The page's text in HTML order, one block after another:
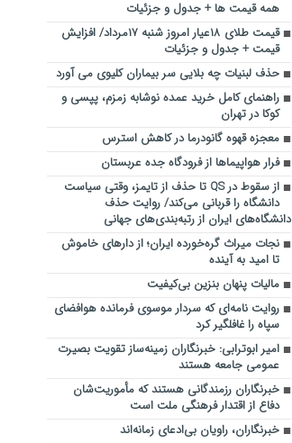
همه قیمت ها + جدول و جزئیات
قیمت طلای ۱۸عیار امروز شنبه ۱۷مرداد/ افزایش
قیمت + جدول و جزئیات
حذف لبنیات چه بلایی سر بیماران کلیوی می آورد
راهنمای کامل خرید عمده نوشابه زمزم، پپسی و
کوکا در تهران
معجزه قهوه گانودرما در کاهش استرس
فرار هواپیماها از فرودگاه جده عربستان
از سقوط در QS تا حذف از تایمز، وقتی سیاست
دانشگاه را قربانی می‌کند/ روایت حذف
دانشگاه‌های ایران از رتبه‌بندی‌های جهانی
نجات میراث گره‌خورده ایران؛ از دارهای خاموش
تا امید به آینده
مالیات پنهان بنزین بی‌کیفیت
روایت نامه‌ای که سردار موسوی فرمانده هوافضای
سپاه را غافلگیر کرد
امیر ابوترابی: خبرنگاران زمینه‌ساز تقویت بصیرت
عمومی جامعه هستند
خبرنگاران رزمندگانی هستند که مأموریت‌شان
دفاع از اقتدار فرهنگی ملت است
خبرنگاران، راویان بی‌ادعای زمانه‌اند